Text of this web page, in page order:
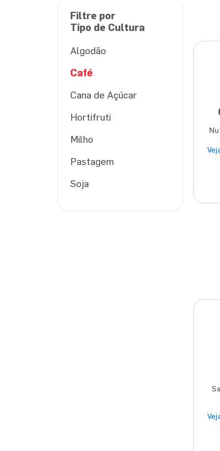
Filtre por
Tipo de Cultura
Algodão
Café
Cana de Açúcar
Hortifruti
Milho
Pastagem
Soja